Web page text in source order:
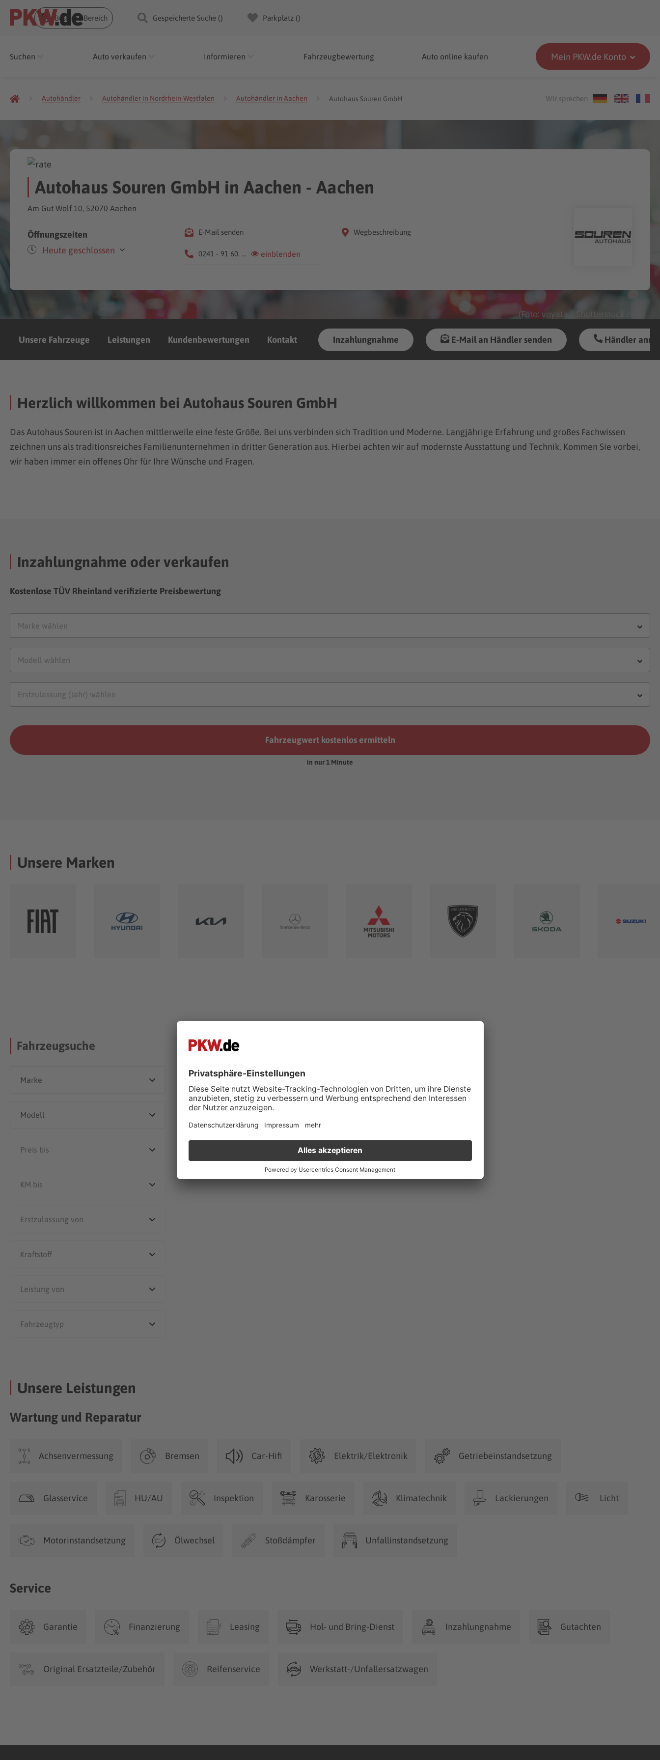
Business Bereich Gespeicherte Suche () Parkplatz ()
Suchen Auto verkaufen Informieren Fahrzeugbewertung Auto online kaufen Mein PKW.de Konto
Autohändler Autohändler in Nordrhein-Westfalen Autohändler in Aachen Autohaus Souren GmbH Wir sprechen
Unsere Fahrzeuge Leistungen Kundenbewertungen Kontakt Inzahlungnahme E-Mail an Händler senden Händler
(Foto: voyata Shutterstock.com
Autohaus Souren GmbH in Aachen - Aachen
Am Gut Wolf 10, 52070 Aachen
Öffnungszeiten
Heute geschlossen
E-Mail senden
0241 - 91 60. ... einblenden
Wegbeschreibung
Herzlich willkommen bei Autohaus Souren GmbH
Das Autohaus Souren ist in Aachen mittlerweile eine feste Größe. Bei uns verbinden sich Tradition und Moderne. Langjährige Erfahrung und großes Fachwissen
zeichnen uns als traditionsreiches Familienunternehmen in dritter Generation aus. Hierbei achten wir auf modernste Ausstattung und Technik. Kommen Sie vorbei,
wir haben immer ein offenes Ohr für Ihre Wünsche und Fragen.
Inzahlungnahme oder verkaufen
Kostenlose TÜV Rheinland verifizierte Preisbewertung
Fahrzeugwert kostenlos ermitteln
in nur 1 Minute
Unsere Marken
Fahrzeugsuche Unsere Fahrzeuge (0)
Dieser Händler bietet aktuell auf PKW.de keine Fahrzeuge zum Verkauf an.
Unsere Leistungen
Wartung und Reparatur
Achsenvermessung Bremsen Car-Hifi Elektrik/Elektronik Getriebeinstandsetzung
Glasservice HU/AU Inspektion Karosserie Klimatechnik Lackierungen Licht
Motorinstandsetzung Ölwechsel Stoßdämpfer Unfallinstandsetzung
Service
Garantie Finanzierung Leasing Hol- und Bring-Dienst Inzahlungnahme Gutachten
Original Ersatzteile/Zubehör Reifenservice Werkstatt-/Unfallersatzwagen